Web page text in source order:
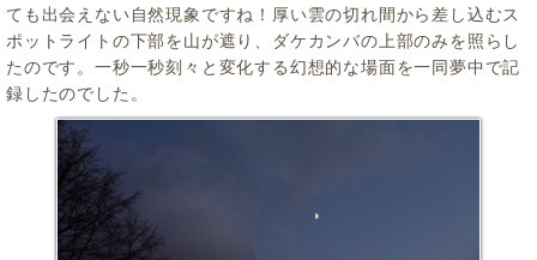
ても出会えない自然現象ですね！厚い雲の切れ間から差し込むス
ポットライトの下部を山が遮り、ダケカンバの上部のみを照らし
たのです。一秒一秒刻々と変化する幻想的な場面を一同夢中で記
録したのでした。